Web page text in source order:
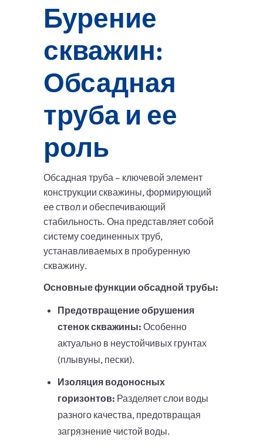
Бурение
скважин:
Обсадная
труба и ее
роль
Обсадная труба – ключевой элемент
конструкции скважины, формирующий
ее ствол и обеспечивающий
стабильность. Она представляет собой
систему соединенных труб,
устанавливаемых в пробуренную
скважину.
Основные функции обсадной трубы:
Предотвращение обрушения
стенок скважины: Особенно
актуально в неустойчивых грунтах
(плывуны, пески).
Изоляция водоносных
горизонтов: Разделяет слои воды
разного качества, предотвращая
загрязнение чистой воды.